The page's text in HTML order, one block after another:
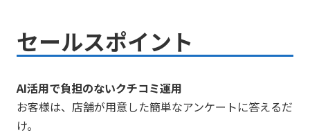
セールスポイント
AI活用で負担のないクチコミ運用
お客様は、店舗が用意した簡単なアンケートに答えるだ
け。